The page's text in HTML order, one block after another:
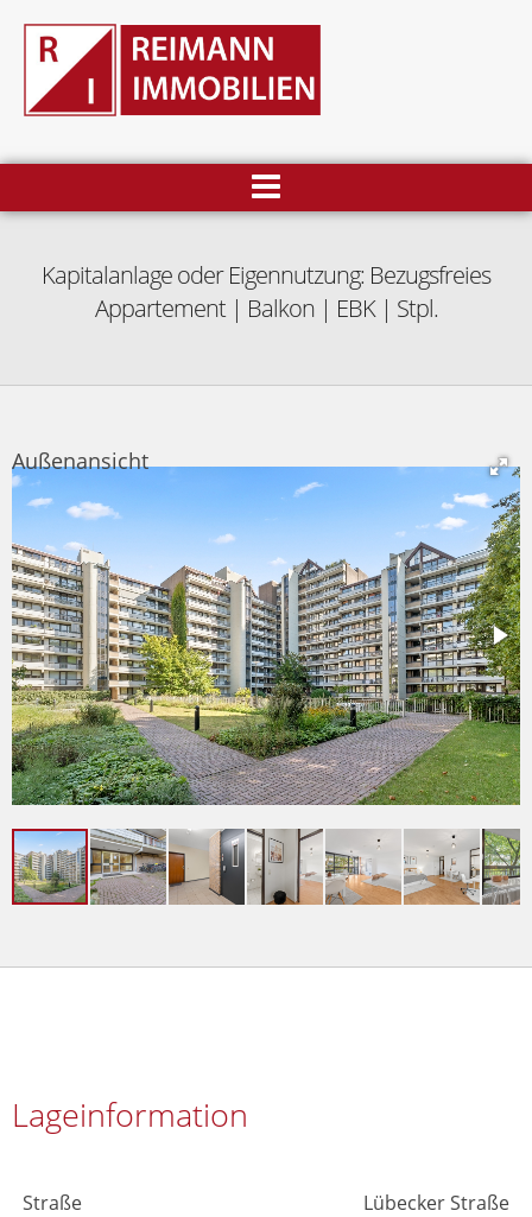
Kapitalanlage oder Eigennutzung: Bezugsfreies
Appartement | Balkon | EBK | Stpl.
Außenansicht
Lageinformation
Straße
Lübecker Straße